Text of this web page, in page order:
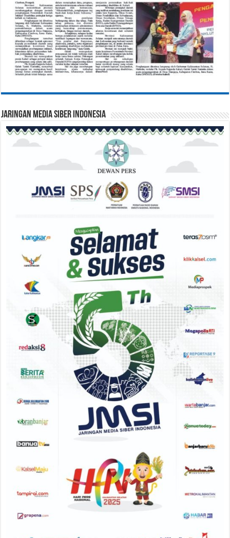
Jaringan Media Siber Indonesia